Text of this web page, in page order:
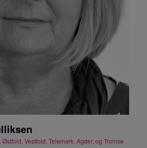
Vestfold, Telemark, Agder, og Tromsø